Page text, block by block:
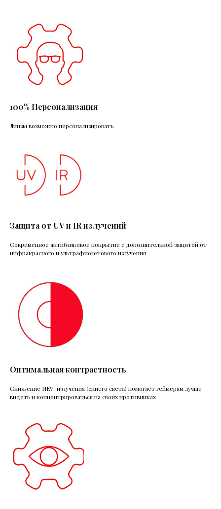
100% Персонализация
Линзы возможно персонализировать
Защита от UV и IR излучений
Современное антибликовое покрытие с дополнительной защитой от
инфракрасного и ультрафиолетового излучения
Оптимальная контрастность
Снижение HEV-излучения (синего света) помогает геймерам лучше
видеть и концентрироваться на своих противниках